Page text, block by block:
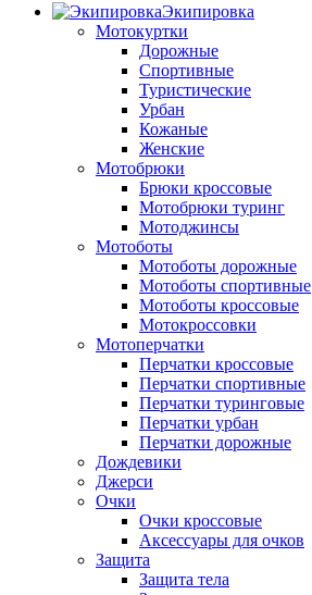
Экипировка
Мотокуртки
Дорожные
Спортивные
Туристические
Урбан
Кожаные
Женские
Мотобрюки
Брюки кроссовые
Мотобрюки туринг
Мотоджинсы
Мотоботы
Мотоботы дорожные
Мотоботы спортивные
Мотоботы кроссовые
Мотокроссовки
Мотоперчатки
Перчатки кроссовые
Перчатки спортивные
Перчатки туринговые
Перчатки урбан
Перчатки дорожные
Дождевики
Джерси
Очки
Очки кроссовые
Аксессуары для очков
Защита
Защита тела